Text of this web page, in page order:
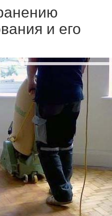
и его